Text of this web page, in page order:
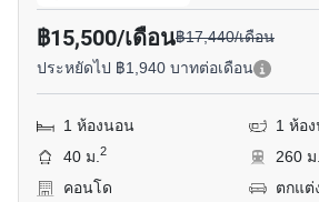
฿15,500/เดือน฿17,440/เดือน
ประหยัดไป ฿1,940 บาทต่อเดือน
1 ห้องนอน
1 ห้อ
40 ม.2
260
คอนโด
ตกแต่